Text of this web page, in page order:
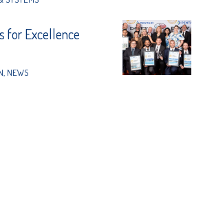
for Excellence
NEWS